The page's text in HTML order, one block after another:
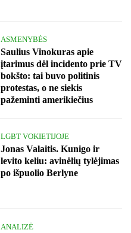
ASMENYBĖS
Saulius Vinokuras apie
įtarimus dėl incidento prie TV
bokšto: tai buvo politinis
protestas, o ne siekis
pažeminti amerikiečius
LGBT VOKIETIJOJE
Jonas Valaitis. Kunigo ir
levito keliu: avinėlių tylėjimas
po išpuolio Berlyne
ANALIZĖ